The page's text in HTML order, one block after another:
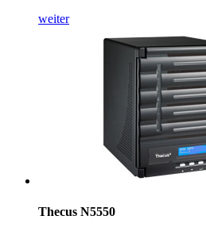
weiter
Thecus N5550